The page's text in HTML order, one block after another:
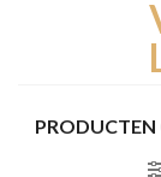
PRODUCTEN